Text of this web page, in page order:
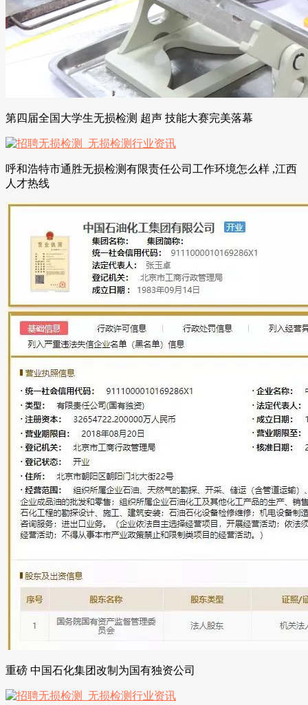
第四届全国大学生无损检测 超声 技能大赛完美落幕
呼和浩特市通胜无损检测有限责任公司工作环境怎么样 ,江西
人才热线
重磅 中国石化集团改制为国有独资公司